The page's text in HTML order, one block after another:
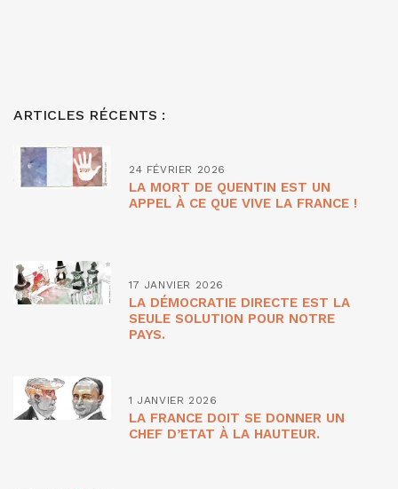
ARTICLES RÉCENTS :
24 FÉVRIER 2026
LA MORT DE QUENTIN EST UN
APPEL À CE QUE VIVE LA FRANCE !
17 JANVIER 2026
LA DÉMOCRATIE DIRECTE EST LA
SEULE SOLUTION POUR NOTRE
PAYS.
1 JANVIER 2026
LA FRANCE DOIT SE DONNER UN
CHEF D’ETAT À LA HAUTEUR.